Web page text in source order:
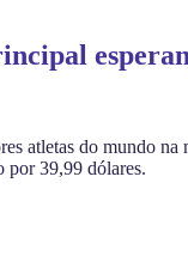
atletas do mundo na
por 39,99 dólares.